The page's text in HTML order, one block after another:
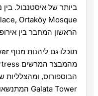
הראשון המחבר בין
Galata Tower המתנשאות מעל העיר.